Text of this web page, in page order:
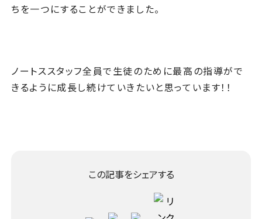
ちを一つにすることができました。
ノートススタッフ全員で生徒のために最高の指導がで
きるように成長し続けていきたいと思っています！！
この記事をシェアする